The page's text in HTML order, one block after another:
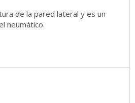
de la pared lateral y es un
neumático.